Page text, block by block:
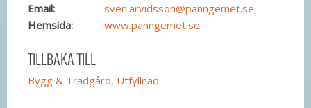
Email:
sven.arvidsson@panngemet.se
Hemsida:
www.panngemet.se
TILLBAKA TILL
Bygg & Trädgård, Utfyllnad